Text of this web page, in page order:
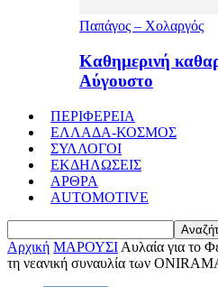
Παπάγος – Χολαργός
Καθημερινή
Αύγουστο
ΠΕΡΙΦΕΡΕΙΑ
ΕΛΛΑΔΑ-ΚΟΣΜΟΣ
ΣΥΛΛΟΓΟΙ
ΕΚΔΗΛΩΣΕΙΣ
ΑΡΘΡΑ
AUTOMOTIVE
Αρχική ΜΑΡΟΥΣΙ Αυλαία για το
τη νεανική συναυλία των